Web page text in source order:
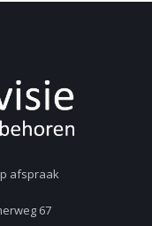
afspraak
67